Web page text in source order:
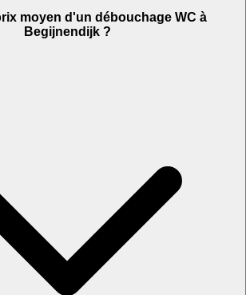
moyen d'un débouchage WC à
Begijnendijk ?